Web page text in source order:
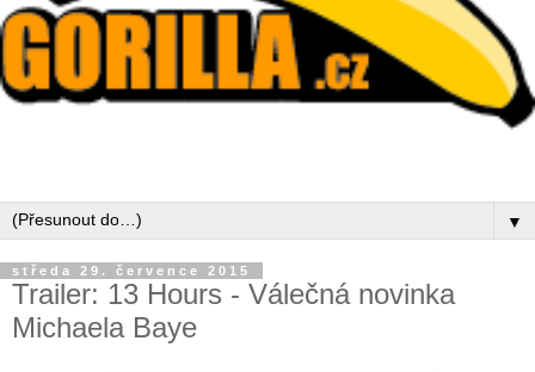
▼
středa 29. července 2015
Trailer: 13 Hours - Válečná novinka
Michaela Baye